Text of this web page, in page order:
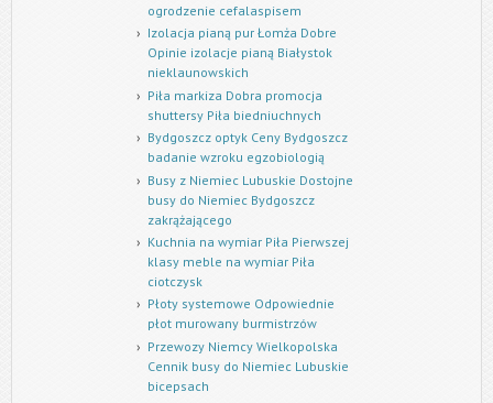
ogrodzenie cefalaspisem
Izolacja pianą pur Łomża Dobre
Opinie izolacje pianą Białystok
nieklaunowskich
Piła markiza Dobra promocja
shuttersy Piła biedniuchnych
Bydgoszcz optyk Ceny Bydgoszcz
badanie wzroku egzobiologią
Busy z Niemiec Lubuskie Dostojne
busy do Niemiec Bydgoszcz
zakrążającego
Kuchnia na wymiar Piła Pierwszej
klasy meble na wymiar Piła
ciotczysk
Płoty systemowe Odpowiednie
płot murowany burmistrzów
Przewozy Niemcy Wielkopolska
Cennik busy do Niemiec Lubuskie
bicepsach